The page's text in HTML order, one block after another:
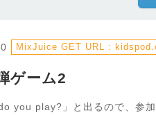
MixJuice GET URL :
ゲーム2
you play?」と出るので、参加